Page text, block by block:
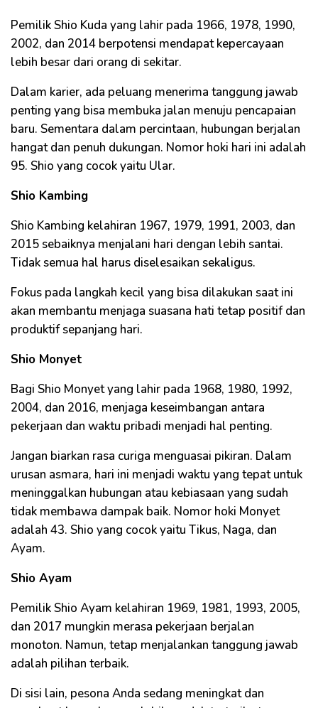
Pemilik Shio Kuda yang lahir pada 1966, 1978, 1990,
2002, dan 2014 berpotensi mendapat kepercayaan
lebih besar dari orang di sekitar.
Dalam karier, ada peluang menerima tanggung jawab
penting yang bisa membuka jalan menuju pencapaian
baru. Sementara dalam percintaan, hubungan berjalan
hangat dan penuh dukungan. Nomor hoki hari ini adalah
95. Shio yang cocok yaitu Ular.
Shio Kambing
Shio Kambing kelahiran 1967, 1979, 1991, 2003, dan
2015 sebaiknya menjalani hari dengan lebih santai.
Tidak semua hal harus diselesaikan sekaligus.
Fokus pada langkah kecil yang bisa dilakukan saat ini
akan membantu menjaga suasana hati tetap positif dan
produktif sepanjang hari.
Shio Monyet
Bagi Shio Monyet yang lahir pada 1968, 1980, 1992,
2004, dan 2016, menjaga keseimbangan antara
pekerjaan dan waktu pribadi menjadi hal penting.
Jangan biarkan rasa curiga menguasai pikiran. Dalam
urusan asmara, hari ini menjadi waktu yang tepat untuk
meninggalkan hubungan atau kebiasaan yang sudah
tidak membawa dampak baik. Nomor hoki Monyet
adalah 43. Shio yang cocok yaitu Tikus, Naga, dan
Ayam.
Shio Ayam
Pemilik Shio Ayam kelahiran 1969, 1981, 1993, 2005,
dan 2017 mungkin merasa pekerjaan berjalan
monoton. Namun, tetap menjalankan tanggung jawab
adalah pilihan terbaik.
Di sisi lain, pesona Anda sedang meningkat dan